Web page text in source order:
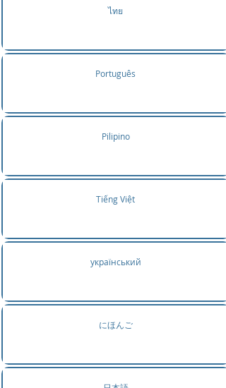
ไทย
Português
Pilipino
Tiếng Việt
український
にほんご